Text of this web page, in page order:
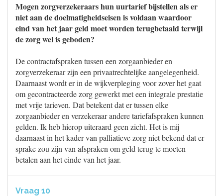
Mogen zorgverzekeraars hun uurtarief bijstellen als er
niet aan de doelmatigheidseisen is voldaan waardoor
eind van het jaar geld moet worden terugbetaald terwijl
de zorg wel is geboden?
De contractafspraken tussen een zorgaanbieder en
zorgverzekeraar zijn een privaatrechtelijke aangelegenheid.
Daarnaast wordt er in de wijkverpleging voor zover het gaat
om gecontracteerde zorg gewerkt met een integrale prestatie
met vrije tarieven. Dat betekent dat er tussen elke
zorgaanbieder en verzekeraar andere tariefafspraken kunnen
gelden. Ik heb hierop uiteraard geen zicht. Het is mij
daarnaast in het kader van palliatieve zorg niet bekend dat er
sprake zou zijn van afspraken om geld terug te moeten
betalen aan het einde van het jaar.
Vraag 10